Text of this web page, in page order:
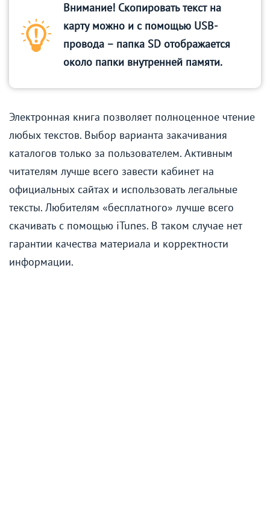
Внимание! Скопировать текст на
карту можно и с помощью USB-
провода – папка SD отображается
около папки внутренней памяти.
Электронная книга позволяет полноценное чтение
любых текстов. Выбор варианта закачивания
каталогов только за пользователем. Активным
читателям лучше всего завести кабинет на
официальных сайтах и использовать легальные
тексты. Любителям «бесплатного» лучше всего
скачивать с помощью iTunes. В таком случае нет
гарантии качества материала и корректности
информации.